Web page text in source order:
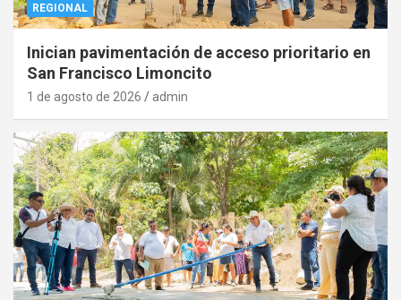
REGIONAL
Inician pavimentación de acceso prioritario en
San Francisco Limoncito
1 de agosto de 2026 admin